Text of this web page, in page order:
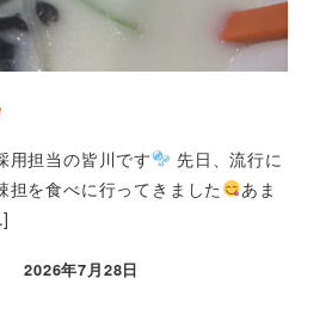
用担当の皆川です
先日、流行に
担を食べに行ってきました
あま
2026年7月28日